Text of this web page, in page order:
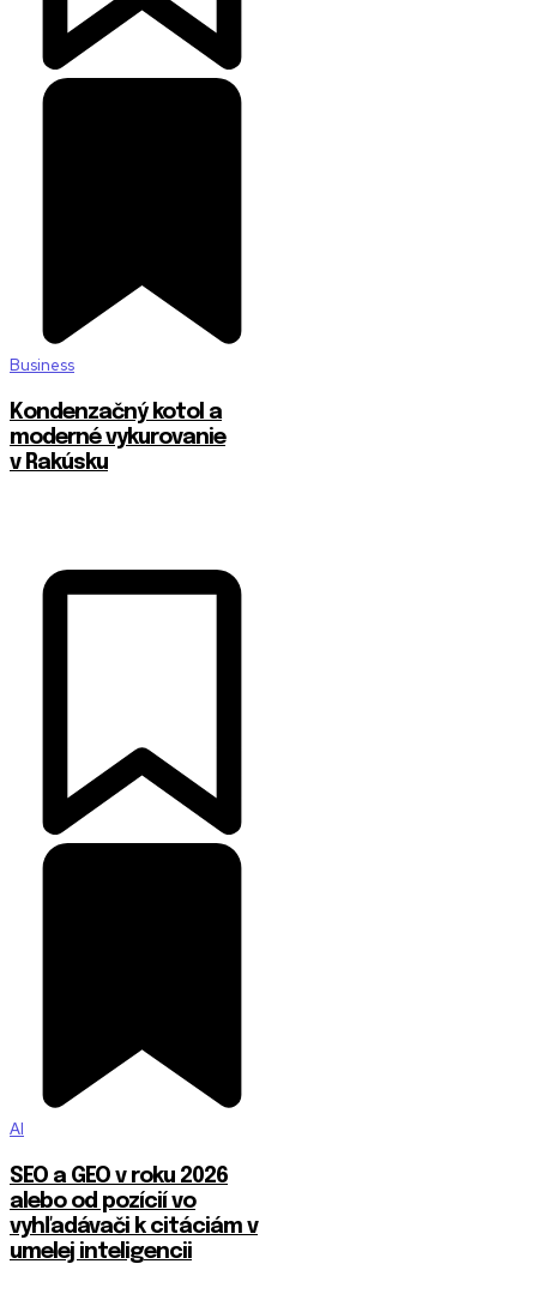
Business
Kondenzačný kotol a
moderné vykurovanie
v Rakúsku
AI
SEO a GEO v roku 2026
alebo od pozícií vo
vyhľadávači k citáciám v
umelej inteligencii